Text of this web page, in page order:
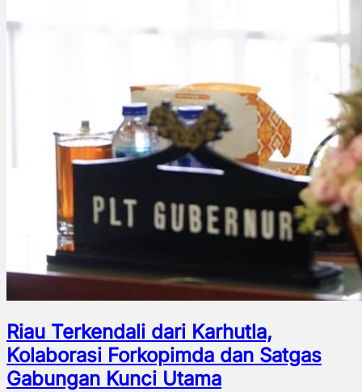
Riau Terkendali dari Karhutla,
Kolaborasi Forkopimda dan Satgas
Gabungan Kunci Utama